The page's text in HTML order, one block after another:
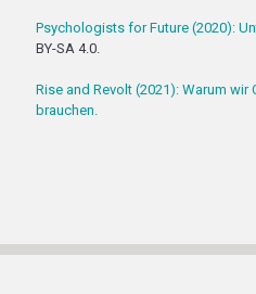
Psychologists for Future (2020):
BY-SA 4.0.
Rise and Revolt (2021): Warum wir
brauchen.